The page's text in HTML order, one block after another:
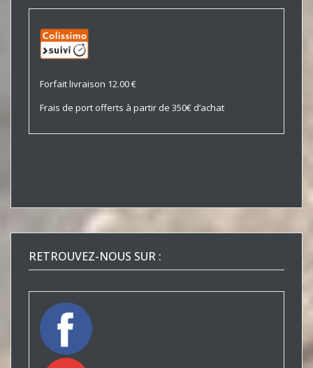
Forfait livraison 12.00 €
Frais de port offerts à partir de 350€ d’achat
RETROUVEZ-NOUS SUR :